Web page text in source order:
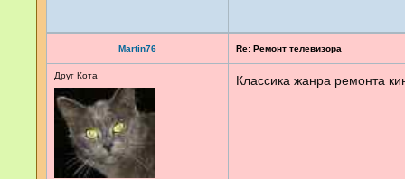
Martin76
Друг Кота
Re: Ремонт телевизора
Классика жанра ремонта